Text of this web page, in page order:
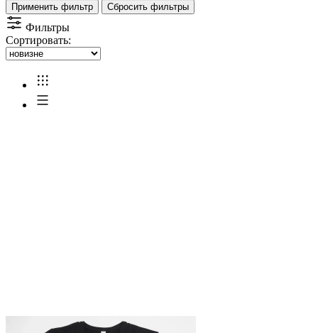
Применить фильтр Сбросить фильтры
Фильтры
Сортировать: